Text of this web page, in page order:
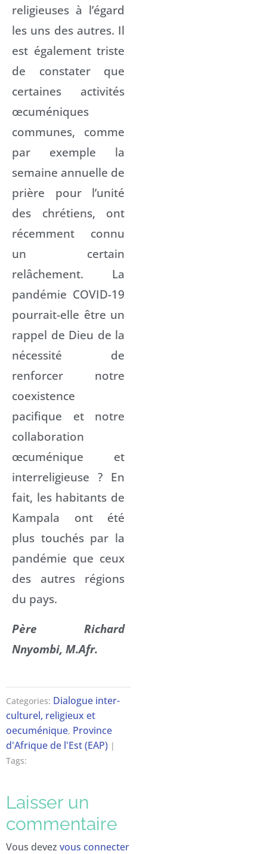
religieuses à l’égard
les uns des autres. Il
est également triste
de constater que
certaines activités
œcuméniques
communes, comme
par exemple la
semaine annuelle de
prière pour l’unité
des chrétiens, ont
récemment connu
un certain
relâchement. La
pandémie COVID-19
pourrait-elle être un
rappel de Dieu de la
nécessité de
renforcer notre
coexistence
pacifique et notre
collaboration
œcuménique et
interreligieuse ? En
fait, les habitants de
Kampala ont été
plus touchés par la
pandémie que ceux
des autres régions
du pays.
Père Richard
Nnyombi, M.Afr.
Categories: Dialogue inter-
culturel, religieux et
oecuménique, Province
d'Afrique de l'Est (EAP) |
Tags:
Laisser un
commentaire
Vous devez vous connecter